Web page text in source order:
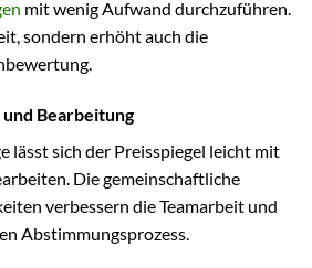
mit wenig Aufwand durchzuführen.
sondern erhöht auch die
Bearbeitung
lässt sich der Preisspiegel leicht mit
Die gemeinschaftliche
verbessern die Teamarbeit und
Abstimmungsprozess.